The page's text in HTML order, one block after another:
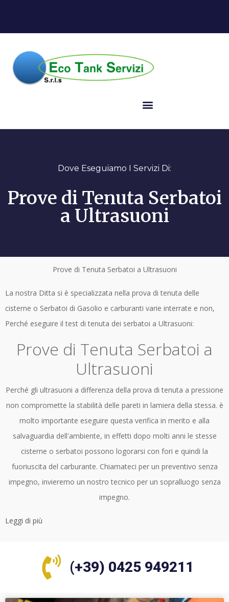
Dove Eseguiamo I Servizi Di:
Prove di Tenuta Serbatoi
a Ultrasuoni
Prove di Tenuta Serbatoi a Ultrasuoni
La nostra Ditta si è specializzata nella prova di tenuta delle
cisterne o Serbatoi di Gasolio e carburanti varie interrate e non,
Perché eseguire il test di tenuta dei serbatoi a Ultrasuoni:
Prove di Tenuta Serbatoi a
Ultrasuoni
Perché gli ultrasuoni a differenza della prova di tenuta a pressione
non compromette la stabilità delle pareti in lamiera della stessa. è
molto importante eseguire questa verifica in merito e alla
salvaguardia dell'ambiente, in effetti dopo molti anni le stesse
cisterne o serbatoi possono logorarsi con fori e quindi la
fuoriuscita del carburante. Chiamateci per un preventivo senza
impegno, invieremo un nostro tecnico per un sopralluogo senza
impegno.
Leggi di più
(+39) 0425 949211